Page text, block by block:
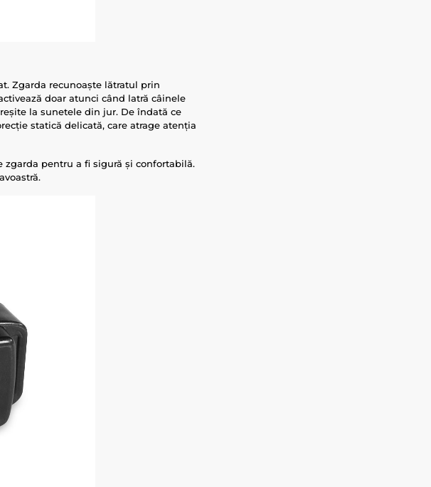
Zgarda recunoaște lătratul prin
doar atunci când latră câinele
la sunetele din jur. De îndată ce
statică delicată, care atrage atenția
pentru a fi sigură și confortabilă.